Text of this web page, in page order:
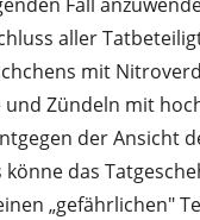
aller
mit
Zündeln mit
der Ansicht
das
„gefährlichen"